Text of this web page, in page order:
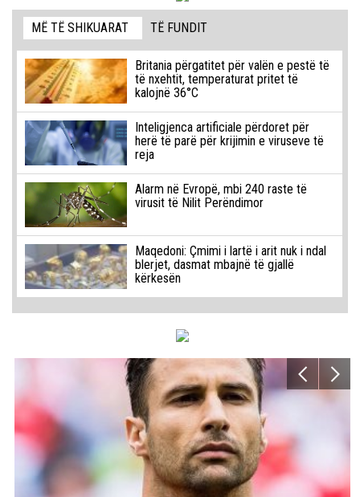
MË TË SHIKUARAT TË FUNDIT
Britania përgatitet për valën e pestë të
të nxehtit, temperaturat pritet të
kalojnë 36°C
Inteligjenca artificiale përdoret për
herë të parë për krijimin e viruseve të
reja
Alarm në Evropë, mbi 240 raste të
virusit të Nilit Perëndimor
Maqedoni: Çmimi i lartë i arit nuk i ndal
blerjet, dasmat mbajnë të gjallë
kërkesën